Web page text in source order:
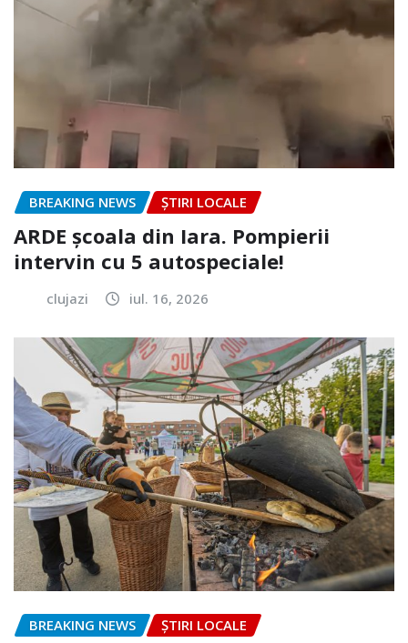
BREAKING NEWS ȘTIRI LOCALE
ARDE școala din Iara. Pompierii
intervin cu 5 autospeciale!
clujazi iul. 16, 2026
BREAKING NEWS ȘTIRI LOCALE